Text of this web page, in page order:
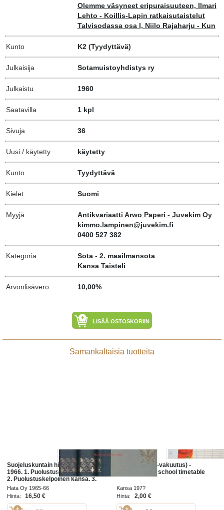
Olemme väsyneet eripuraisuuteen, Ilmari
Lehto - Koillis-Lapin ratkaisutaistelut
Talvisodassa osa I, Niilo Rajaharju - Kun
Kunto K2 (Tyydyttävä)
Julkaisija Sotamuistoyhdistys ry
Julkaistu 1960
Saatavilla 1 kpl
Sivuja 36
Uusi / käytetty käytetty
Kunto Tyydyttävä
Kielet Suomi
Myyjä
Antikvariaatti Arwo Paperi - Juvekim Oy
kimmo.lampinen@juvekim.fi
0400 527 382
Kategoria
Sota - 2. maailmansota
Kansa Taisteli
Arvonlisävero 10,00%
LISÄÄ OSTOSKORIIN
Samankaltaisia tuotteita
Suojeluskuntain historia 1-3, 1965-
1966. 1. Puolustustahtoinen kansa.
2. Puolustuskelpoinen kansa. 3.
Kamppaileva kansa.
Hata Oy 1965-66
Hinta:
16,50 €
Kansa (Kansa-vakuutus) -
lukujärjestys / school timetable
Kansa 197?
Hinta:
2,00 €